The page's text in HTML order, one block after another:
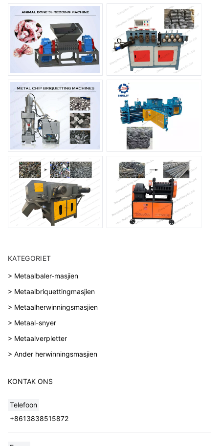
KATEGORIET
> Metaalbaler-masjien
> Metaalbriquettingmasjien
> Metaalherwinningsmasjien
> Metaal-snyer
> Metaalverpletter
> Ander herwinningsmasjien
KONTAK ONS
Telefoon
+8613838515872